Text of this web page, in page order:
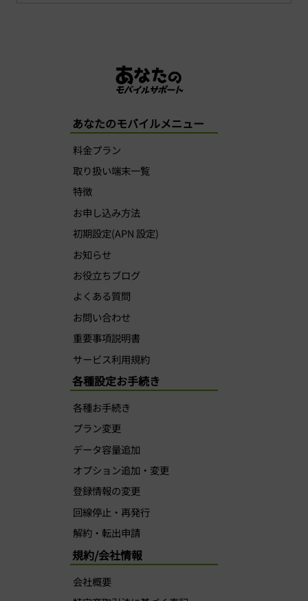
あなたのモバイルメニュー
料金プラン
取り扱い端末一覧
特徴
お申し込み方法
初期設定(APN 設定)
お知らせ
お役立ちブログ
よくある質問
お問い合わせ
重要事項説明書
サービス利用規約
各種設定お手続き
各種お手続き
プラン変更
データ容量追加
オプション追加・変更
登録情報の変更
回線停止・再発行
解約・転出申請
規約/会社情報
会社概要